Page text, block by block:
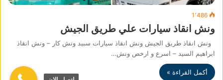
1٬486
ونش انقاذ سيارات علي طريق الجيش
ونش انقاذ طريق الجيش ونش انقاذ سيارات سبيد ونش كار – ونش انقاذ
ابراهيم السيد – اسرع و ارخص ونش…
أكمل القراءة »